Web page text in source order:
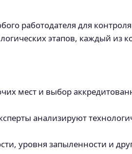
работодателя для контроля
этапов, каждый из
мест и выбор
анализируют
уровня запыленности и